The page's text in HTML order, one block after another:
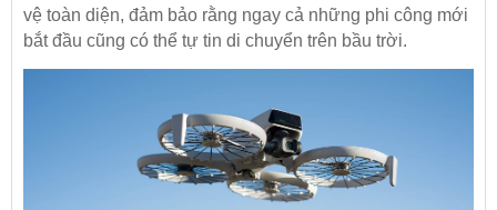
vệ toàn diện, đảm bảo rằng ngay cả những phi công mới
bắt đầu cũng có thể tự tin di chuyển trên bầu trời.